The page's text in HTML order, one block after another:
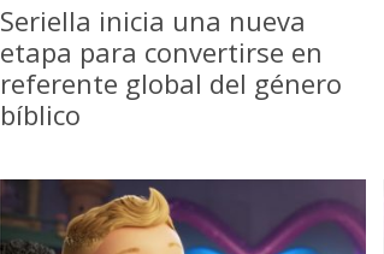
Seriella inicia una nueva
etapa para convertirse en
referente global del género
bíblico